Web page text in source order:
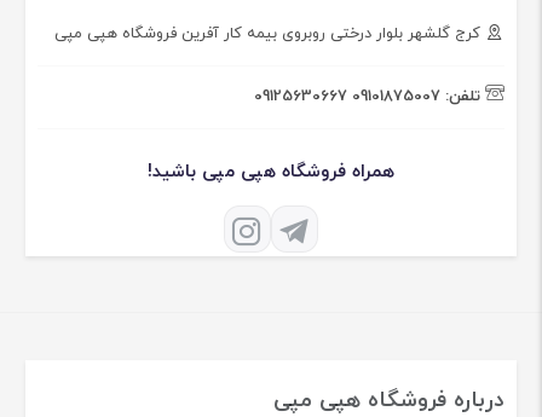
کرج گلشهر بلوار درختی روبروی بیمه کار آفرین فروشگاه هپی مپی
تلفن: 09101875007
09125630667
همراه فروشگاه هپی مپی باشید!
درباره فروشگاه هپی مپی